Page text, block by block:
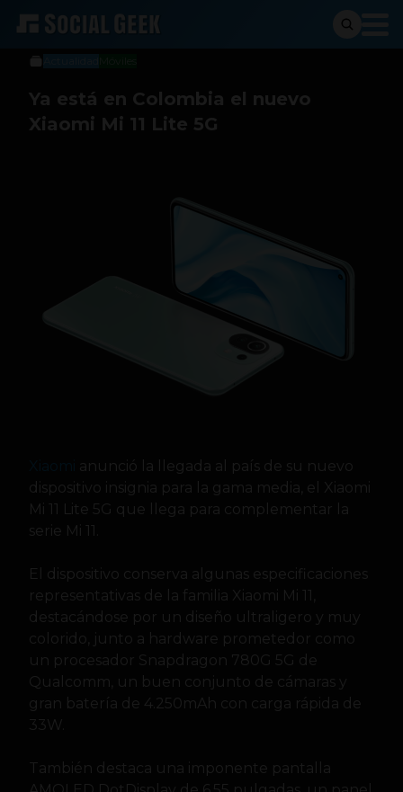
Social Geek
4 de junio de 2021
Ya está en Colombia el nuevo
Xiaomi Mi 11 Lite 5G
anunció la llegada al país de su nuevo
dispositivo insignia para la gama media, el Xiaomi
Mi 11 Lite 5G que llega para complementar la
serie Mi 11.
El dispositivo conserva algunas especificaciones
representativas de la familia Xiaomi Mi 11,
destacándose por un diseño ultraligero y muy
colorido, junto a hardware prometedor como
un procesador Snapdragon 780G 5G de
Qualcomm, un buen conjunto de cámaras y
gran batería de 4.250mAh con carga rápida de
33W.
También destaca una imponente pantalla